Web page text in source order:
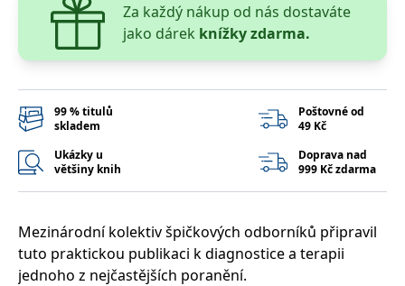
Za každý nákup od nás dostaváte
jako dárek knížky zdarma.
99 % titulů
skladem
Poštovné od
49 Kč
Ukázky u
většiny knih
Doprava nad
999 Kč zdarma
Mezinárodní kolektiv špičkových odborníků připravil
tuto praktickou publikaci k diagnostice a terapii
jednoho z nejčastějších poranění.